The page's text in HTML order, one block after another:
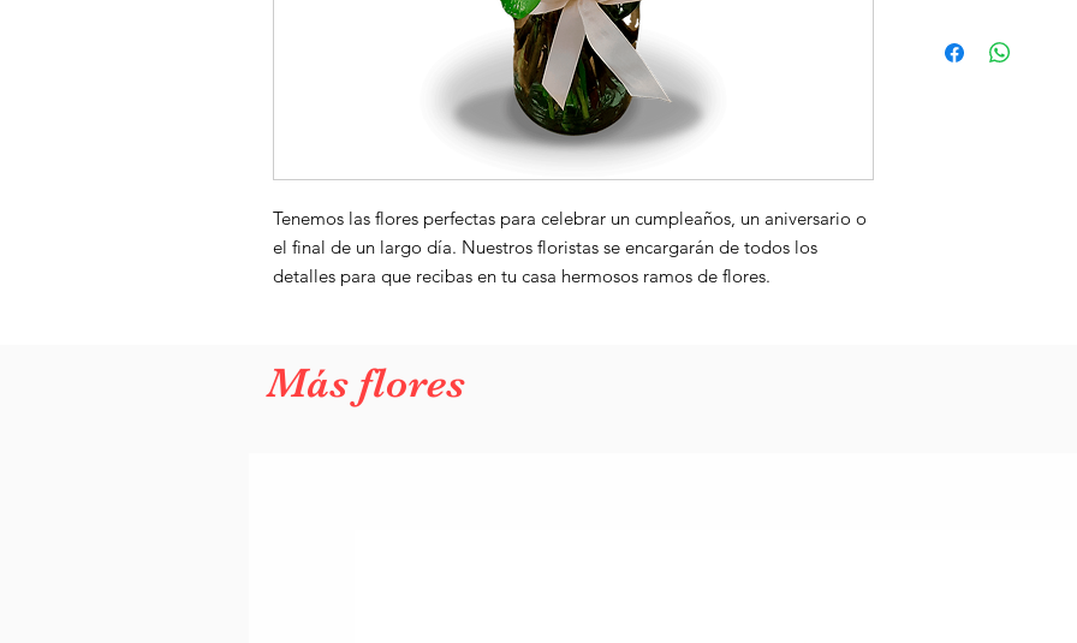
Tenemos las flores perfectas para celebrar un cumpleaños, un aniversario o
el final de un largo día. Nuestros floristas se encargarán de todos los
detalles para que recibas en tu casa hermosos ramos de flores.
alegra el día de
Más flores